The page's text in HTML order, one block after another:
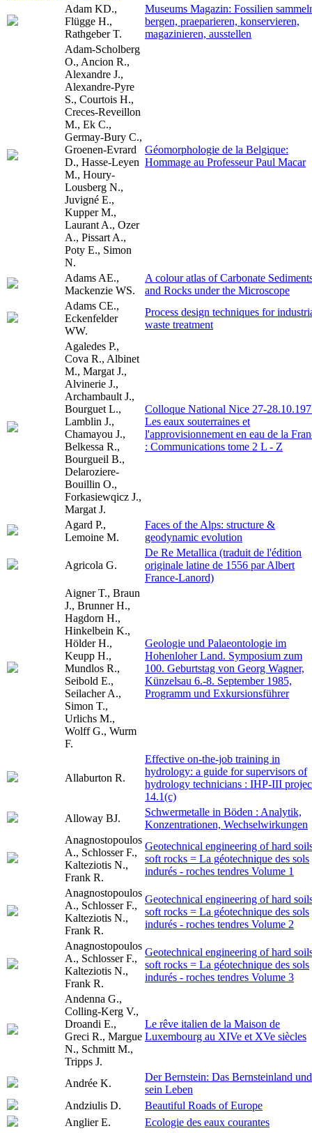
Adam KD.,
Flügge H.,
Rathgeber T.
Museums Magazin: Fossilien
bergen, praeparieren, konservieren,
magazinieren, ausstellen
Adam-Scholberg
O., Ancion R.,
Alexandre J.,
Alexandre-Pyre
S., Courtois H.,
Creces-Reveillon
M., Ek C.,
Germay-Bury C.,
Groenen-Evrard
D., Hasse-Leyen
M., Houry-
Lousberg N.,
Juvigné E.,
Kupper M.,
Laurant A., Ozer
A., Pissart A.,
Poty E., Simon
N.
Géomorphologie de la Belgique:
Hommage au Professeur Paul Macar
Adams AE.,
Mackenzie WS.
A colour atlas of Carbonate
and Rocks under the Microscope
Adams CE.,
Eckenfelder
WW.
Process design techniques for
waste treatment
Agaledes P.,
Cova R., Albinet
M., Margat J.,
Alvinerie J.,
Archambault J.,
Bourguet L.,
Lamblin J.,
Chamayou J.,
Belkessa R.,
Bourgueil B.,
Delaroziere-
Bouillin O.,
Forkasiewqicz J.,
Margat J.
Colloque National Nice 27-
Les eaux souterraines et
l'approvisionnement en eau de la
: Communications tome 2 L - Z
Agard P.,
Lemoine M.
Faces of the Alps: structure &
geodynamic evolution
Agricola G.
De Re Metallica (traduit de l'édition
originale latine de 1556 par Albert
France-Lanord)
Aigner T., Braun
J., Brunner H.,
Hagdorn H.,
Hinkelbein K.,
Hölder H.,
Keupp H.,
Mundlos R.,
Seibold E.,
Seilacher A.,
Simon T.,
Urlichs M.,
Wolff G., Wurm
F.
Geologie und Palaeontologie im
Hohenloher Land. Symposium zum
100. Geburtstag von Georg Wagner,
Künzelsau 6.-8. September 1985,
Programm und Exkursionsführer
Allaburton R.
Effective on-the-job training in
hydrology: a guide for supervisors of
hydrology technicians : IHP-III
14.1(c)
Alloway BJ.
Schwermetalle in Böden : Analytik,
Konzentrationen, Wechselwirkungen
Anagnostopoulos
A., Schlosser F.,
Kalteziotis N.,
Frank R.
Geotechnical engineering of hard
soft rocks = La géotechnique des sols
indurés - roches tendres Volume 1
Anagnostopoulos
A., Schlosser F.,
Kalteziotis N.,
Frank R.
Geotechnical engineering of hard
soft rocks = La géotechnique des sols
indurés - roches tendres Volume 2
Anagnostopoulos
A., Schlosser F.,
Kalteziotis N.,
Frank R.
Geotechnical engineering of hard
soft rocks = La géotechnique des sols
indurés - roches tendres Volume 3
Andenna G.,
Colling-Kerg V.,
Droandi E.,
Greci R., Margue
N., Schmitt M.,
Tripps J.
Le rêve italien de la Maison de
Luxembourg au XIVe et XVe siècles
Andrée K.
Der Bernstein: Das Bernsteinland und
sein Leben
Andziulis D.
Beautiful Roads of Europe
Anglier E.
Ecologie des eaux courantes